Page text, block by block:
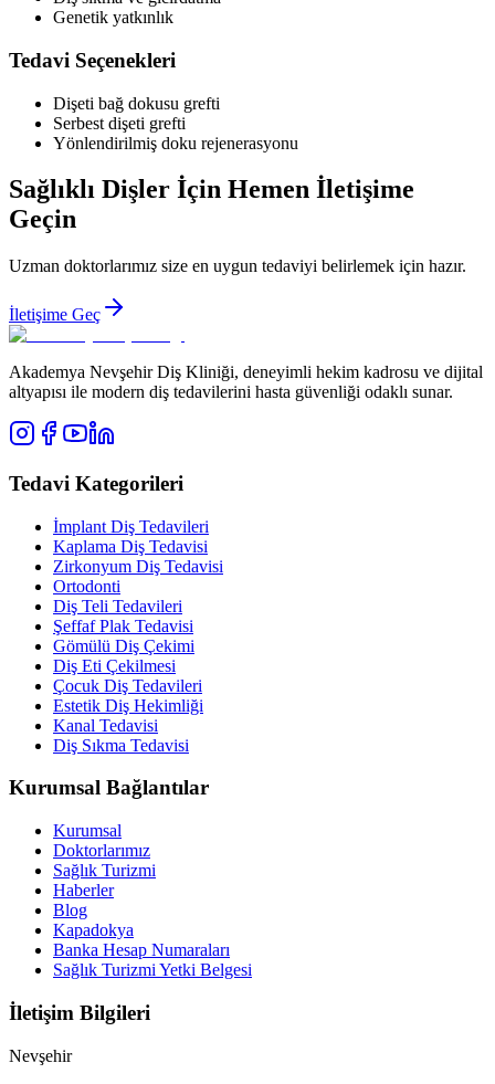
Genetik yatkınlık
Tedavi Seçenekleri
Dişeti bağ dokusu grefti
Serbest dişeti grefti
Yönlendirilmiş doku rejenerasyonu
Sağlıklı Dişler İçin Hemen İletişime
Geçin
Uzman doktorlarımız size en uygun tedaviyi belirlemek için hazır.
İletişime Geç
Akademya Nevşehir Diş Kliniği, deneyimli hekim kadrosu ve dijital
altyapısı ile modern diş tedavilerini hasta güvenliği odaklı sunar.
Tedavi Kategorileri
İmplant Diş Tedavileri
Kaplama Diş Tedavisi
Zirkonyum Diş Tedavisi
Ortodonti
Diş Teli Tedavileri
Şeffaf Plak Tedavisi
Gömülü Diş Çekimi
Diş Eti Çekilmesi
Çocuk Diş Tedavileri
Estetik Diş Hekimliği
Kanal Tedavisi
Diş Sıkma Tedavisi
Kurumsal Bağlantılar
Kurumsal
Doktorlarımız
Sağlık Turizmi
Haberler
Blog
Kapadokya
Banka Hesap Numaraları
Sağlık Turizmi Yetki Belgesi
İletişim Bilgileri
Nevşehir